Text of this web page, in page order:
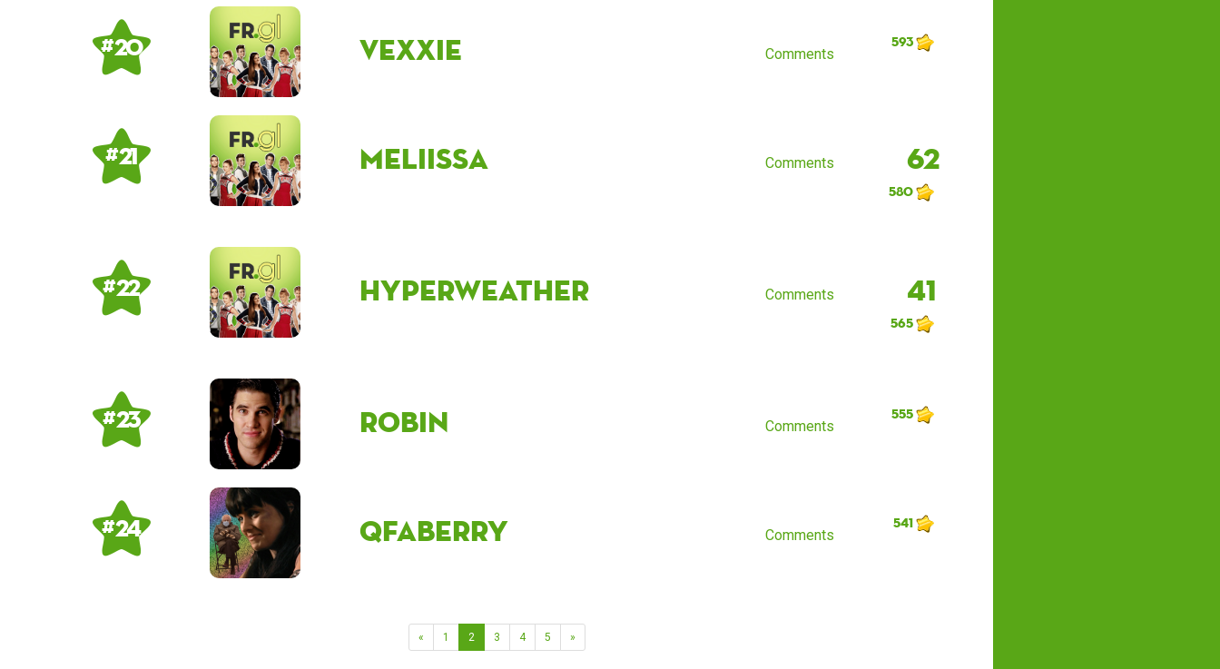
# 20 Vexxie Comments
593
# 21 meliissa Comments 62
580
# 22 Hyperweather Comments 41
565
# 23 Robin Comments
555
# 24 qfaberry Comments
541
« 1 2 3 4 5 »